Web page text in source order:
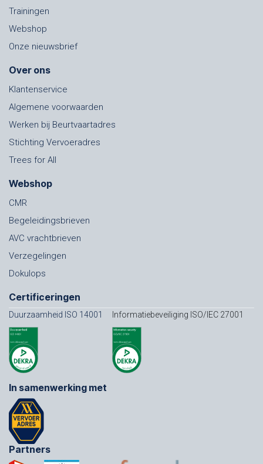
Trainingen
Webshop
Onze nieuwsbrief
Over ons
Klantenservice
Algemene voorwaarden
Werken bij Beurtvaartadres
Stichting Vervoeradres
Trees for All
Webshop
CMR
Begeleidingsbrieven
AVC vrachtbrieven
Verzegelingen
Dokulops
Certificeringen
Duurzaamheid ISO 14001 Informatiebeveiliging ISO/IEC 27001
In samenwerking met
Partners